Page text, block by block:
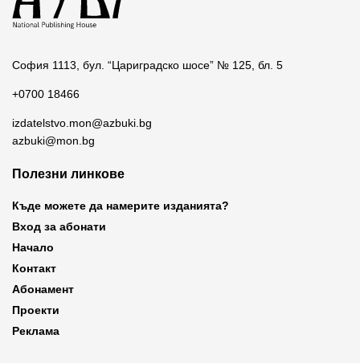
София 1113, бул. “Цариградско шосе” № 125, бл. 5
+0700 18466
izdatelstvo.mon@azbuki.bg
azbuki@mon.bg
Полезни линкове
Къде можете да намерите изданията?
Вход за абонати
Начало
Контакт
Абонамент
Проекти
Реклама